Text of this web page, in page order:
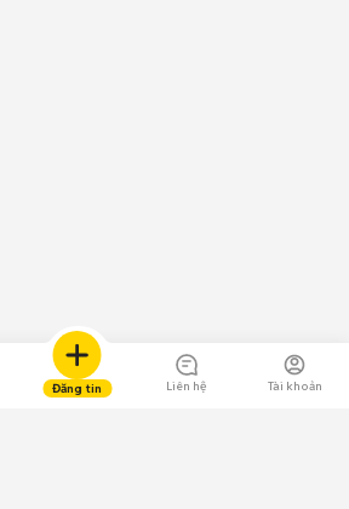
Đăng tin Liên hệ Tài khoản